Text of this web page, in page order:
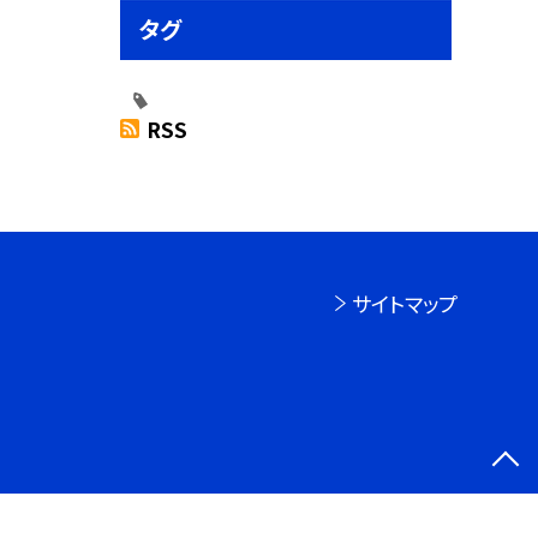
タグ
RSS
サイトマップ